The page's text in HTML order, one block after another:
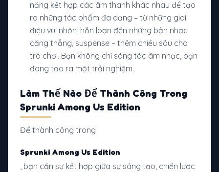
năng kết hợp các âm thanh khác nhau để tạo
ra những tác phẩm đa dạng – từ những giai
điệu vui nhộn, hỗn loạn đến những bản nhạc
căng thẳng, suspense – thêm chiều sâu cho
trò chơi. Bạn không chỉ sáng tác âm nhạc, bạn
đang tạo ra một trải nghiệm.
Làm Thế Nào Để Thành Công Trong
Sprunki Among Us Edition
Để thành công trong
Sprunki Among Us Edition
, bạn cần sự kết hợp giữa sự sáng tạo, chiến lược